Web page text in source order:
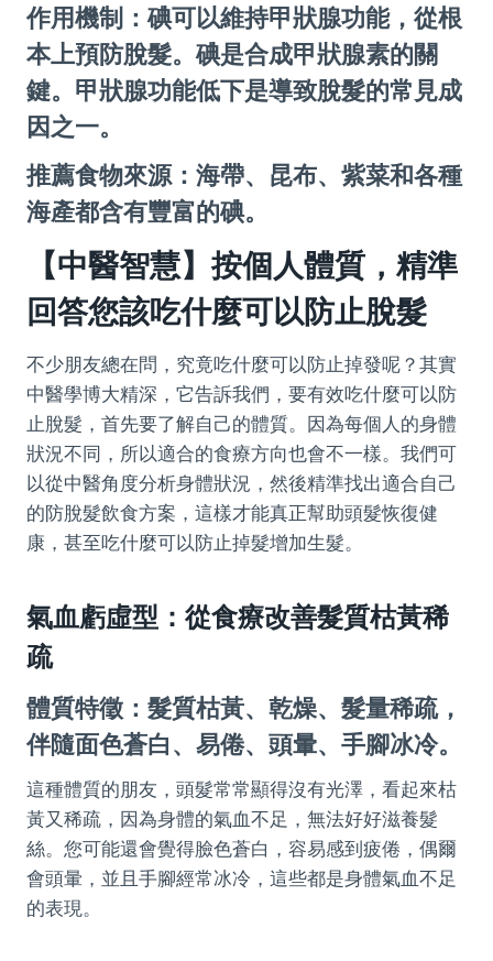
作用機制：碘可以維持甲狀腺功能，從根
本上預防脫髮。碘是合成甲狀腺素的關
鍵。甲狀腺功能低下是導致脫髮的常見成
因之一。
推薦食物來源：海帶、昆布、紫菜和各種
海產都含有豐富的碘。
【中醫智慧】按個人體質，精準
回答您該吃什麼可以防止脫髮
不少朋友總在問，究竟吃什麼可以防止掉發呢？其實
中醫學博大精深，它告訴我們，要有效吃什麼可以防
止脫髮，首先要了解自己的體質。因為每個人的身體
狀況不同，所以適合的食療方向也會不一樣。我們可
以從中醫角度分析身體狀況，然後精準找出適合自己
的防脫髮飲食方案，這樣才能真正幫助頭髮恢復健
康，甚至吃什麼可以防止掉髮增加生髮。
氣血虧虛型：從食療改善髮質枯黃稀
疏
體質特徵：髮質枯黃、乾燥、髮量稀疏，
伴隨面色蒼白、易倦、頭暈、手腳冰冷。
這種體質的朋友，頭髮常常顯得沒有光澤，看起來枯
黃又稀疏，因為身體的氣血不足，無法好好滋養髮
絲。您可能還會覺得臉色蒼白，容易感到疲倦，偶爾
會頭暈，並且手腳經常冰冷，這些都是身體氣血不足
的表現。